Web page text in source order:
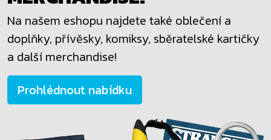
Na našem eshopu najdete také oblečení a
doplňky, přívěsky, komiksy, sběratelské kartičky
a další merchandise!
Prohlédnout nabídku